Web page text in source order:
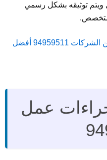
ويتم توثيقه بشكل رسمي
حل النزاعات التجارية بين الشركات 94959511 أفضل
عمل